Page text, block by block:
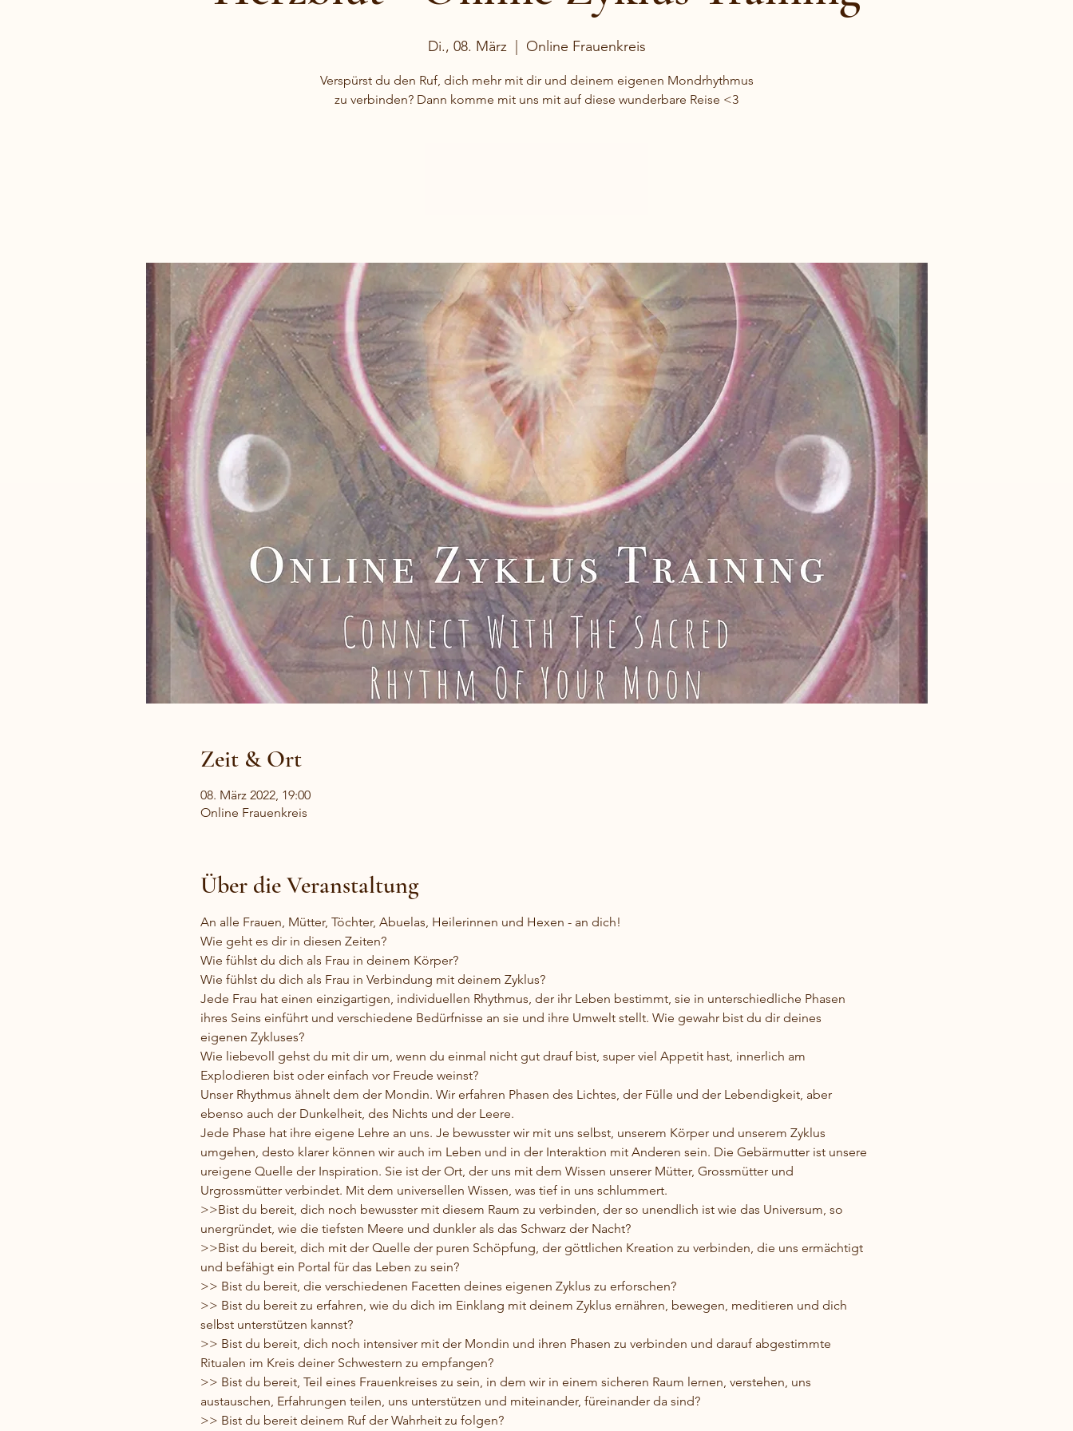
Di., 08. März
  |
Online Frauenkreis
Verspürst du den Ruf, dich mehr mit dir und deinem eigenen Mondrhythmus
zu verbinden? Dann komme mit uns mit auf diese wunderbare Reise <3
Zeit & Ort
08. März 2022, 19:00
Online Frauenkreis
Über die Veranstaltung
An alle Frauen, Mütter, Töchter, Abuelas, Heilerinnen und Hexen - an dich!
Wie geht es dir in diesen Zeiten?
Wie fühlst du dich als Frau in deinem Körper?
Wie fühlst du dich als Frau in Verbindung mit deinem Zyklus?
Jede Frau hat einen einzigartigen, individuellen Rhythmus, der ihr Leben bestimmt, sie in unterschiedliche Phasen
ihres Seins einführt und verschiedene Bedürfnisse an sie und ihre Umwelt stellt. Wie gewahr bist du dir deines
eigenen Zykluses?
Wie liebevoll gehst du mit dir um, wenn du einmal nicht gut drauf bist, super viel Appetit hast, innerlich am
Explodieren bist oder einfach vor Freude weinst?
Unser Rhythmus ähnelt dem der Mondin. Wir erfahren Phasen des Lichtes, der Fülle und der Lebendigkeit, aber
ebenso auch der Dunkelheit, des Nichts und der Leere.
Jede Phase hat ihre eigene Lehre an uns. Je bewusster wir mit uns selbst, unserem Körper und unserem Zyklus
umgehen, desto klarer können wir auch im Leben und in der Interaktion mit Anderen sein. Die Gebärmutter ist unsere
ureigene Quelle der Inspiration. Sie ist der Ort, der uns mit dem Wissen unserer Mütter, Grossmütter und
Urgrossmütter verbindet. Mit dem universellen Wissen, was tief in uns schlummert.
>>Bist du bereit, dich noch bewusster mit diesem Raum zu verbinden, der so unendlich ist wie das Universum, so
unergründet, wie die tiefsten Meere und dunkler als das Schwarz der Nacht?
>>Bist du bereit, dich mit der Quelle der puren Schöpfung, der göttlichen Kreation zu verbinden, die uns ermächtigt
und befähigt ein Portal für das Leben zu sein?
>> Bist du bereit, die verschiedenen Facetten deines eigenen Zyklus zu erforschen?
>> Bist du bereit zu erfahren, wie du dich im Einklang mit deinem Zyklus ernähren, bewegen, meditieren und dich
selbst unterstützen kannst?
>> Bist du bereit, dich noch intensiver mit der Mondin und ihren Phasen zu verbinden und darauf abgestimmte
Ritualen im Kreis deiner Schwestern zu empfangen?
>> Bist du bereit, Teil eines Frauenkreises zu sein, in dem wir in einem sicheren Raum lernen, verstehen, uns
austauschen, Erfahrungen teilen, uns unterstützen und miteinander, füreinander da sind?
>> Bist du bereit deinem Ruf der Wahrheit zu folgen?